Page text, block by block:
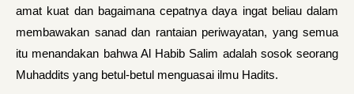
amat kuat dan bagaimana cepatnya daya ingat beliau dalam
membawakan sanad dan rantaian periwayatan, yang semua
itu menandakan bahwa Al Habib Salim adalah sosok seorang
Muhaddits yang betul-betul menguasai ilmu Hadits.